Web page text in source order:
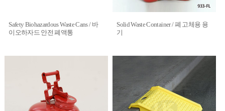
Safety Biohazardous Waste Cans / 바
이오하자드 안전 폐액통
Solid Waste Container / 폐 고체용 용
기